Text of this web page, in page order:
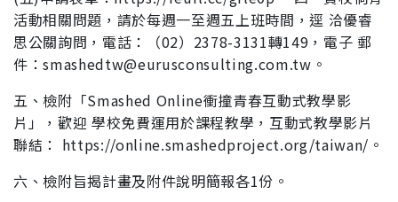
活動相關問題，請於每週一至週五上班時間，逕 洽優睿
思公關詢問，電話：（02）2378-3131轉149，電子 郵
件：smashedtw@eurusconsulting.com.tw。
五、檢附「Smashed Online衝撞青春互動式教學影
片」，歡迎 學校免費運用於課程教學，互動式教學影片
聯結： https://online.smashedproject.org/taiwan/。
六、檢附旨揭計畫及附件說明簡報各1份。